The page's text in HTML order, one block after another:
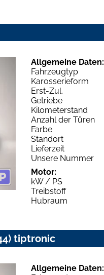
Allgemeine Daten:
Fahrzeugtyp
Karosserieform
Erst-Zul.
Getriebe
Kilometerstand
Anzahl der Türen
Farbe
Standort
Lieferzeit
Unsere Nummer
Motor:
kW / PS
Treibstoff
Hubraum
tiptronic
Allgemeine Daten: